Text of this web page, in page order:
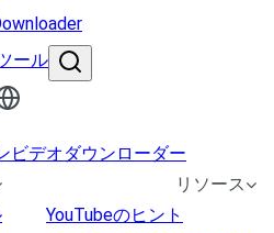
ール
ビデオダウンローダー
リソース
YouTubeのヒント